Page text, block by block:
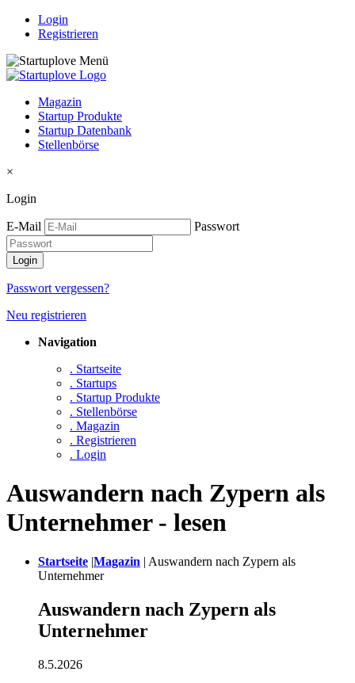
Login
Registrieren
Magazin
Startup Produkte
Startup Datenbank
Stellenbörse
×
Login
E-Mail Passwort
Passwort vergessen?
Neu registrieren
Navigation
. Startseite
. Startups
. Startup Produkte
. Stellenbörse
. Magazin
. Registrieren
. Login
Auswandern nach Zypern als
Unternehmer - lesen
Startseite |Magazin | Auswandern nach Zypern als
Unternehmer
Auswandern nach Zypern als
Unternehmer
8.5.2026